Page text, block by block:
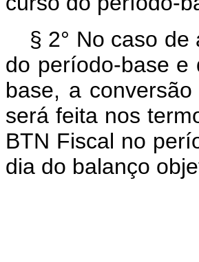
§ 2° No caso
do período-base e
base, a
será feita nos
BTN Fiscal no
dia do balanço